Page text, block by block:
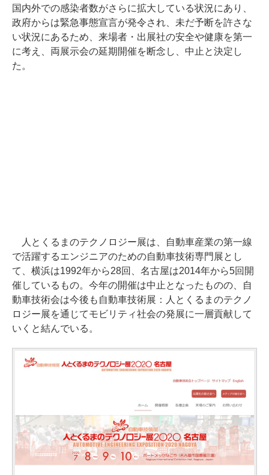
国内外での感染者数がさらに拡大している状況にあり、
政府からは緊急事態宣言が発令され、未だ予断を許さな
い状況にあるため、来場者・出展社の安全や健康を第一
に考え、両展示会の延期開催を断念し、中止と決定し
た。
人とくるまのテクノロジー展は、自動車産業の第一線
で活躍するエンジニアのための自動車技術専門展とし
て、横浜は1992年から28回、名古屋は2014年から5回開
催しているもの。今年の開催は中止となったものの、自
動車技術会は今後も自動車技術展：人とくるまのテクノ
ロジー展を通じてモビリティ社会の発展に一層貢献して
いくと結んでいる。